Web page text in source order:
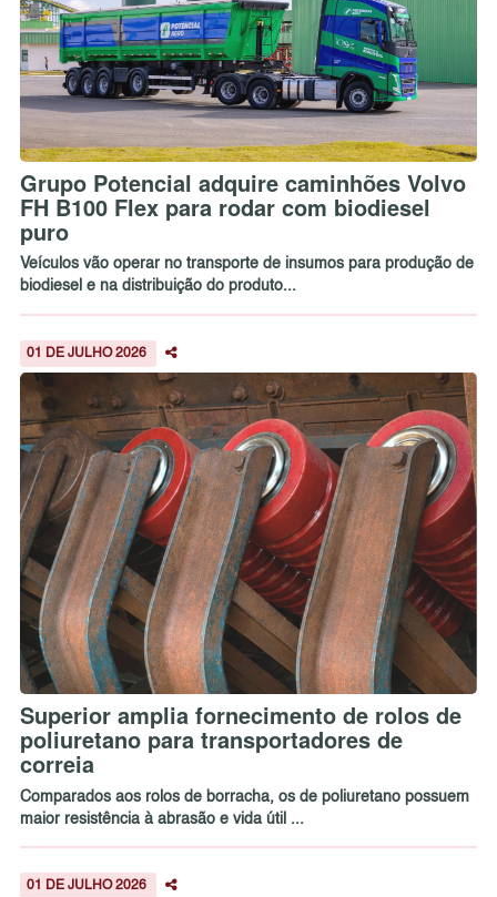
Grupo Potencial adquire caminhões Volvo
FH B100 Flex para rodar com biodiesel
puro
Veículos vão operar no transporte de insumos para produção de
biodiesel e na distribuição do produto...
01 DE JULHO 2026
Superior amplia fornecimento de rolos de
poliuretano para transportadores de
correia
Comparados aos rolos de borracha, os de poliuretano possuem
maior resistência à abrasão e vida útil ...
01 DE JULHO 2026